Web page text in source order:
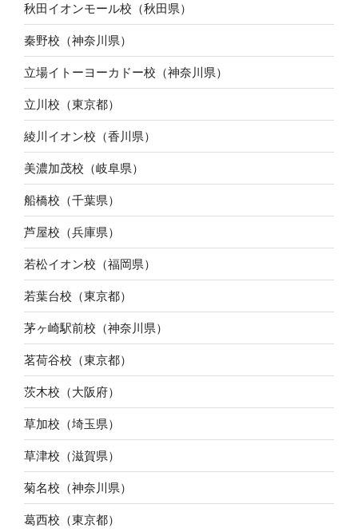
秋田イオンモール校（秋田県）
秦野校（神奈川県）
立場イトーヨーカドー校（神奈川県）
立川校（東京都）
綾川イオン校（香川県）
美濃加茂校（岐阜県）
船橋校（千葉県）
芦屋校（兵庫県）
若松イオン校（福岡県）
若葉台校（東京都）
茅ヶ崎駅前校（神奈川県）
茗荷谷校（東京都）
茨木校（大阪府）
草加校（埼玉県）
草津校（滋賀県）
菊名校（神奈川県）
葛西校（東京都）